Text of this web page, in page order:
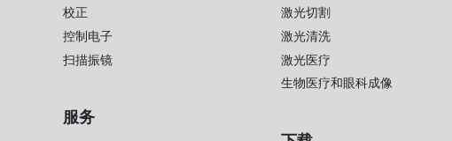
校正
控制电子
扫描振镜
服务
激光切割
激光清洗
激光医疗
生物医疗和眼科成像